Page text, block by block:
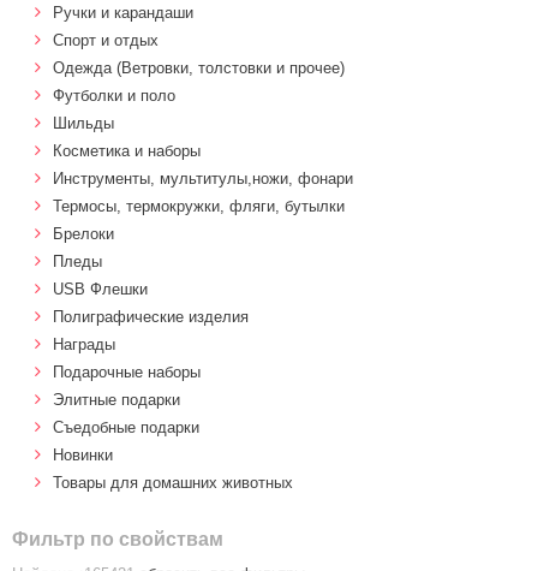
Ручки и карандаши
Спорт и отдых
Одежда (Ветровки, толстовки и прочее)
Футболки и поло
Шильды
Косметика и наборы
Инструменты, мультитулы,ножи, фонари
Термосы, термокружки, фляги, бутылки
Брелоки
Пледы
USB Флешки
Полиграфические изделия
Награды
Подарочные наборы
Элитные подарки
Cъедобные подарки
Новинки
Товары для домашних животных
Фильтр по свойствам